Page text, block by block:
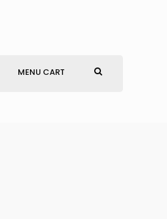
MENU CART